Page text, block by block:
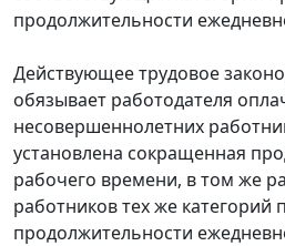
продолжительности
Действующее трудовое
обязывает работодателя
несовершеннолетних
установлена сокращенная
рабочего времени, в том же
работников тех же категорий
продолжительности